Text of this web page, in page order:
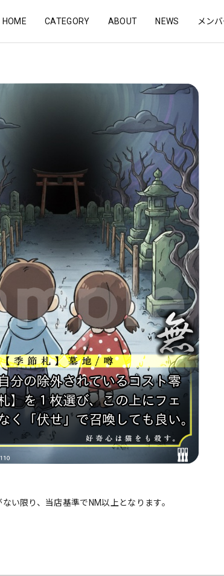
HOME CATEGORY ABOUT NEWS メン
い限り、当店基準でNM以上となります。